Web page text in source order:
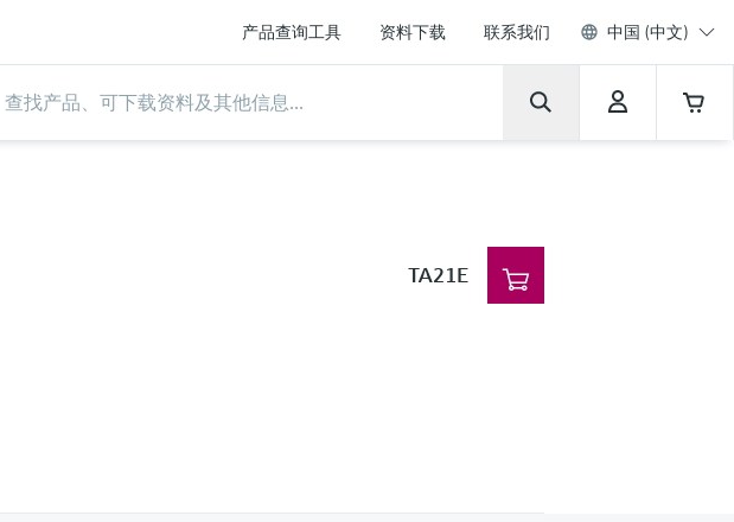
产品查询工具 资料下载 联系我们 中国 (中文)
TA21E